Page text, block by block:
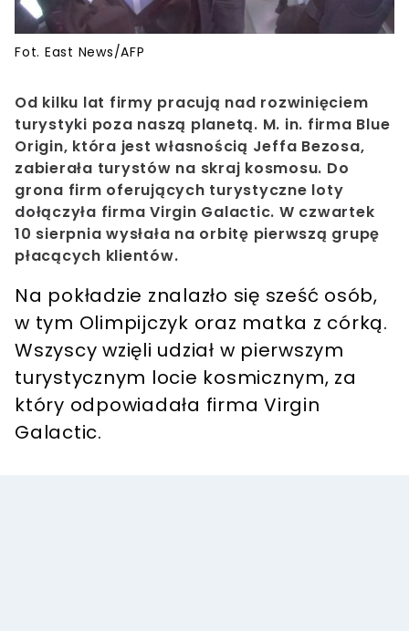
Fot. East News/AFP
Od kilku lat firmy pracują nad rozwinięciem
turystyki poza naszą planetą. M. in. firma Blue
Origin, która jest własnością Jeffa Bezosa,
zabierała turystów na skraj kosmosu. Do
grona firm oferujących turystyczne loty
dołączyła firma Virgin Galactic. W czwartek
10 sierpnia wysłała na orbitę pierwszą grupę
płacących klientów.
Na pokładzie znalazło się sześć osób,
w tym Olimpijczyk oraz matka z córką.
Wszyscy wzięli udział w pierwszym
turystycznym locie kosmicznym, za
który odpowiadała firma Virgin
Galactic.